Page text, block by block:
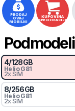
PRODAJ
OVAJ
MOBILNI
KUPOVINA
SPECIFIKACIJA
Podmodeli
4/128GB
Helio G81
2x SIM
8/256GB
Helio G81
2x SIM